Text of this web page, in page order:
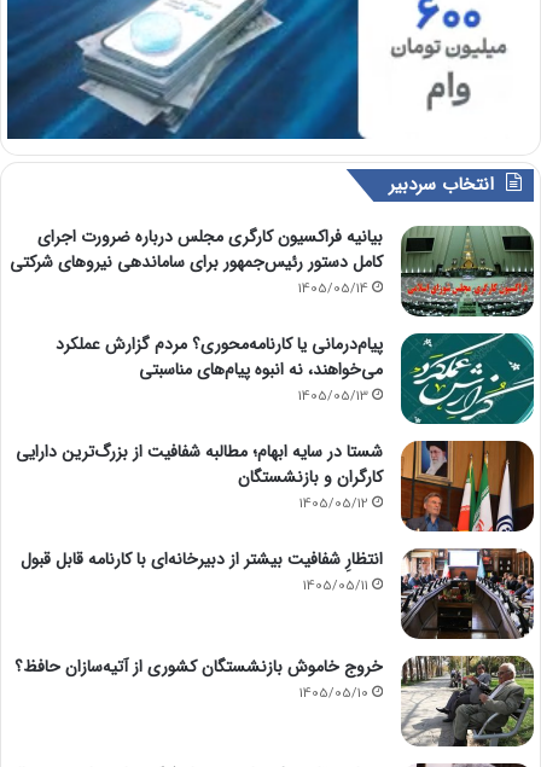
انتخاب سردبیر
بیانیه فراکسیون کارگری مجلس درباره ضرورت اجرای
کامل دستور رئیس‌جمهور برای ساماندهی نیروهای شرکتی
1405/05/14
پیام‌درمانی یا کارنامه‌محوری؟ مردم گزارش عملکرد
می‌خواهند، نه انبوه پیام‌های مناسبتی
1405/05/13
شستا در سایه ابهام؛ مطالبه شفافیت از بزرگ‌ترین دارایی
کارگران و بازنشستگان
1405/05/12
انتظارِ شفافیت بیشتر از دبیرخانه‌ای با کارنامه قابل قبول
1405/05/11
خروج خاموش بازنشستگان کشوری از آتیه‌سازان حافظ؟
1405/05/10